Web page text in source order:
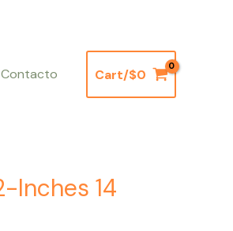
Contacto Cart/$0
Inches 14